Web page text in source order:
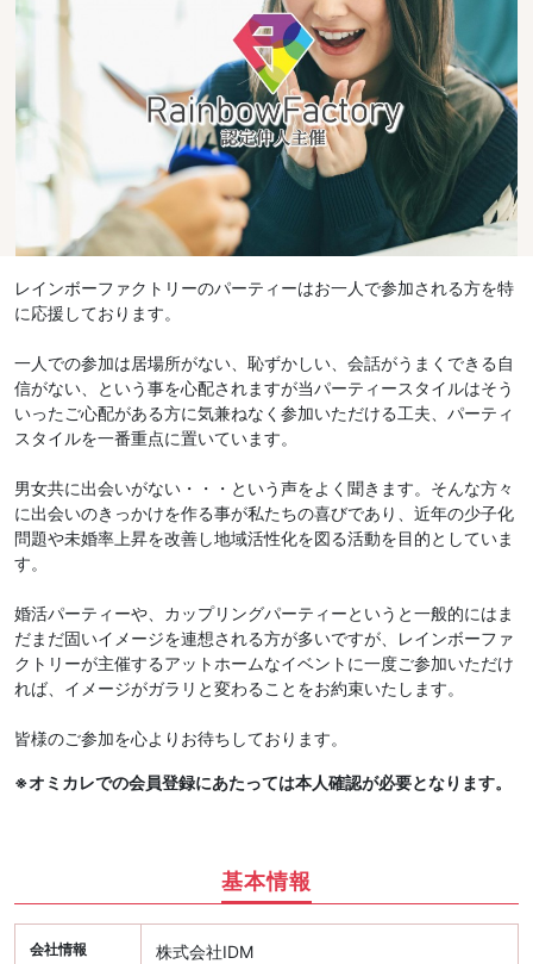
レインボーファクトリーのパーティーはお一人で参加される方を特
に応援しております。
一人での参加は居場所がない、恥ずかしい、会話がうまくできる自
信がない、という事を心配されますが当パーティースタイルはそう
いったご心配がある方に気兼ねなく参加いただける工夫、パーティ
スタイルを一番重点に置いています。
男女共に出会いがない・・・という声をよく聞きます。そんな方々
に出会いのきっかけを作る事が私たちの喜びであり、近年の少子化
問題や未婚率上昇を改善し地域活性化を図る活動を目的としていま
す。
婚活パーティーや、カップリングパーティーというと一般的にはま
だまだ固いイメージを連想される方が多いですが、レインボーファ
クトリーが主催するアットホームなイベントに一度ご参加いただけ
れば、イメージがガラリと変わることをお約束いたします。
皆様のご参加を心よりお待ちしております。
※オミカレでの会員登録にあたっては本人確認が必要となります。
基本情報
会社情報 株式会社IDM